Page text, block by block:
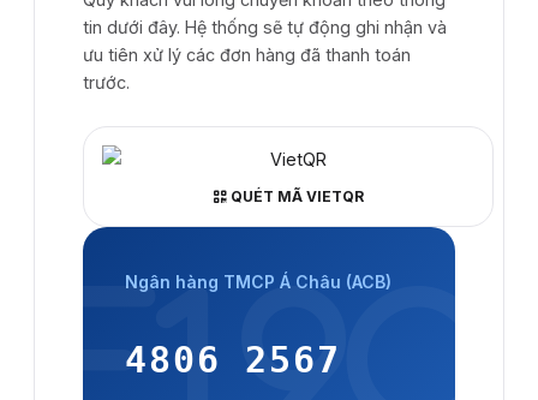
Quay trở lại cửa hàng
tin dưới đây. Hệ thống sẽ tự động ghi nhận và
ưu tiên xử lý các đơn hàng đã thanh toán
trước.
Ngân hàng TMCP Á Châu (ACB)
4806 2567
QUÉT MÃ VIETQR